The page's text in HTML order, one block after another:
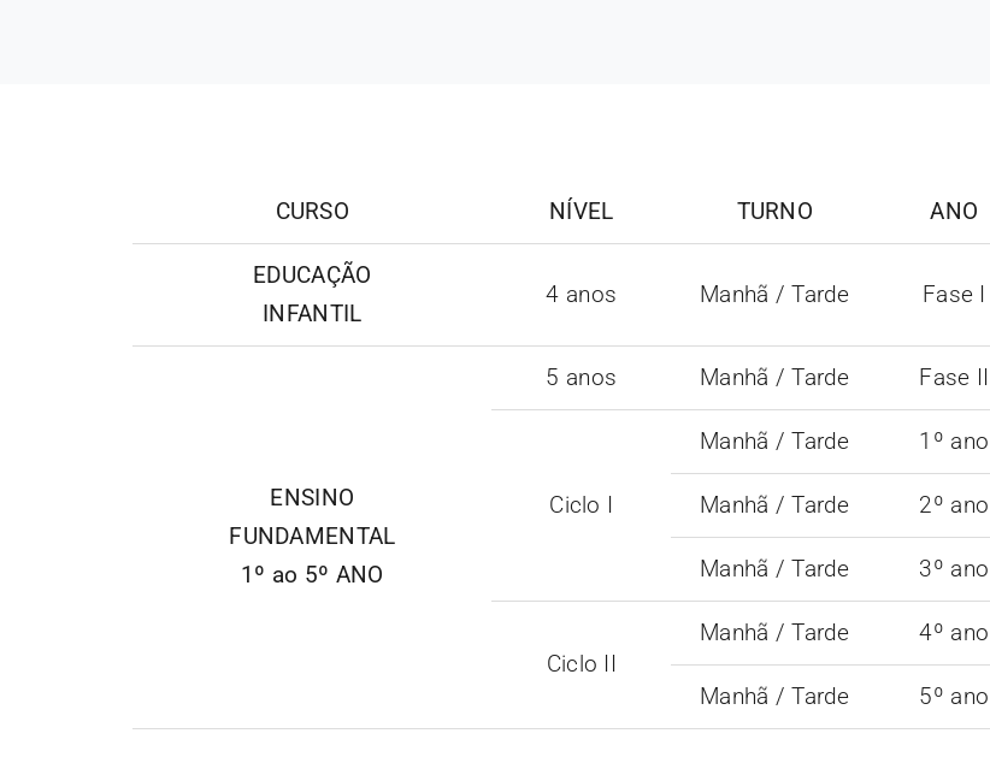
CURSO NÍVEL TURNO ANO
EDUCAÇÃO
INFANTIL
4 anos Manhã / Tarde Fase I
ENSINO
FUNDAMENTAL
1º ao 5º ANO
5 anos Manhã / Tarde Fase II
Ciclo I
Manhã / Tarde 1º ano
Manhã / Tarde 2º ano
Manhã / Tarde 3º ano
Ciclo II
Manhã / Tarde 4º ano
Manhã / Tarde 5º ano